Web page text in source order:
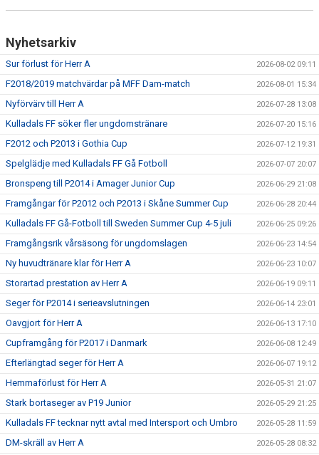
Nyhetsarkiv
Sur förlust för Herr A 2026-08-02 09:11
F2018/2019 matchvärdar på MFF Dam-match 2026-08-01 15:34
Nyförvärv till Herr A 2026-07-28 13:08
Kulladals FF söker fler ungdomstränare 2026-07-20 15:16
F2012 och P2013 i Gothia Cup 2026-07-12 19:31
Spelglädje med Kulladals FF Gå Fotboll 2026-07-07 20:07
Bronspeng till P2014 i Amager Junior Cup 2026-06-29 21:08
Framgångar för P2012 och P2013 i Skåne Summer Cup 2026-06-28 20:44
Kulladals FF Gå-Fotboll till Sweden Summer Cup 4-5 juli 2026-06-25 09:26
Framgångsrik vårsäsong för ungdomslagen 2026-06-23 14:54
Ny huvudtränare klar för Herr A 2026-06-23 10:07
Storartad prestation av Herr A 2026-06-19 09:11
Seger för P2014 i serieavslutningen 2026-06-14 23:01
Oavgjort för Herr A 2026-06-13 17:10
Cupframgång för P2017 i Danmark 2026-06-08 12:49
Efterlängtad seger för Herr A 2026-06-07 19:12
Hemmaförlust för Herr A 2026-05-31 21:07
Stark bortaseger av P19 Junior 2026-05-29 21:25
Kulladals FF tecknar nytt avtal med Intersport och Umbro 2026-05-28 11:59
DM-skräll av Herr A 2026-05-28 08:32